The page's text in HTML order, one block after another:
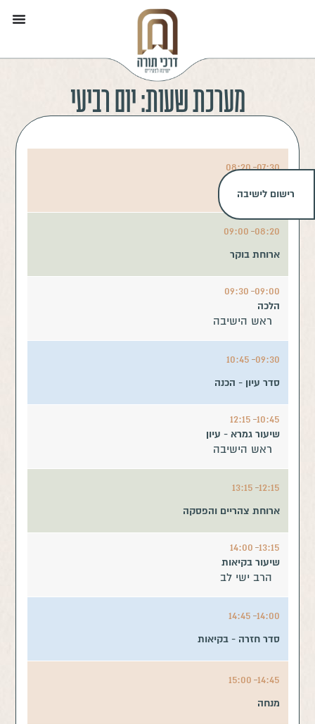
מערכת שעות: יום רביעי
07:30
08:20
תפילה
08:20
09:00
ארוחת בוקר
09:00
09:30
הלכה
ראש הישיבה
09:30
10:45
סדר עיון - הכנה
10:45
12:15
שיעור גמרא - עיון
ראש הישיבה
12:15
13:15
ארוחת צהריים והפסקה
13:15
14:00
שיעור בקיאות
הרב ישי לב
14:00
14:45
סדר חזרה - בקיאות
14:45
15:00
מנחה
רישום לישיבה